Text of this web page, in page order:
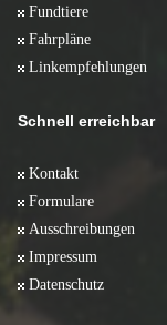
Fundtiere
Fahrpläne
Linkempfehlungen
Schnell erreichbar
Kontakt
Formulare
Ausschreibungen
Impressum
Datenschutz